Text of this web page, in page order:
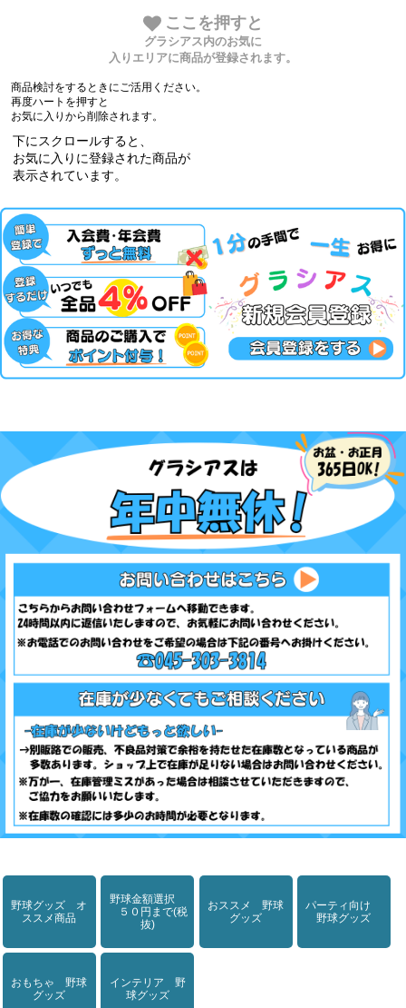
ここを押すと
グラシアス内のお気に
入りエリアに商品が登録されます。
商品検討をするときにご活用ください。
再度ハートを押すと
お気に入りから削除されます。
下にスクロールすると、
お気に入りに登録された商品が
表示されています。
野球グッズ オ
ススメ商品
野球金額選択
５０円まで(税
抜)
おススメ 野球
グッズ
パーティ向け
野球グッズ
おもちゃ 野球
グッズ
インテリア 野
球グッズ